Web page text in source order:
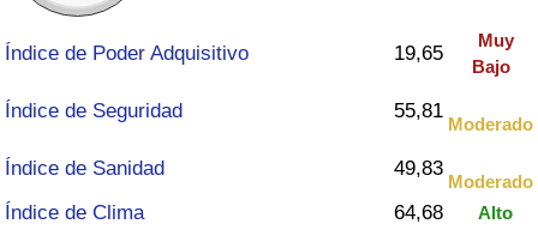
Índice de Poder Adquisitivo 19,65
Muy
Bajo
Índice de Seguridad 55,81
Moderado
Índice de Sanidad 49,83
Moderado
Índice de Clima 64,68 Alto
Calificación del Índice de Criminalidad